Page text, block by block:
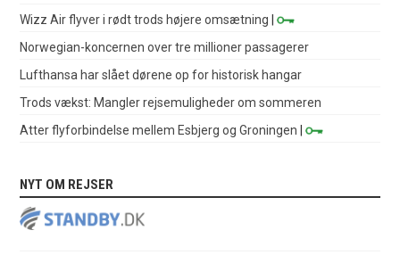
Wizz Air flyver i rødt trods højere omsætning |
Norwegian-koncernen over tre millioner passagerer
Lufthansa har slået dørene op for historisk hangar
Trods vækst: Mangler rejsemuligheder om sommeren
Atter flyforbindelse mellem Esbjerg og Groningen |
NYT OM REJSER